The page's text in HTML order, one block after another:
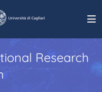
Research